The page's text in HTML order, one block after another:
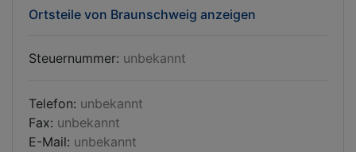
Ortsteile von Braunschweig anzeigen
Steuernummer: unbekannt
Telefon: unbekannt
Fax: unbekannt
E-Mail: unbekannt